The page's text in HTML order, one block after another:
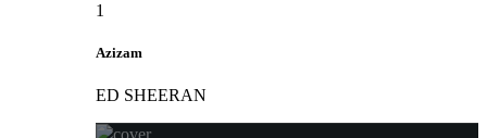
1
Azizam
ED SHEERAN